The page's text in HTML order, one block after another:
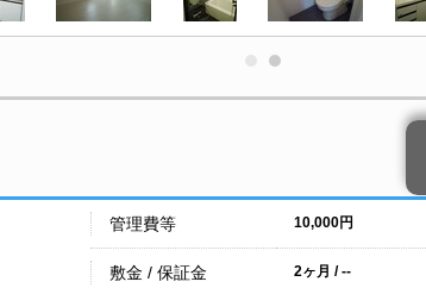
管理費等 10,000円
敷金 / 保証金 2ヶ月 / --